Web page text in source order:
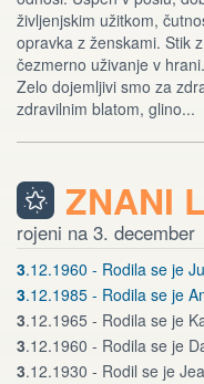
življenjskim užitkom,
opravka z ženskami. Stik
čezmerno uživanje v
Zelo dojemljivi smo za
zdravilnim blatom, glino...
ZNANI
rojeni na 3. december
3.12.1960 - Rodila se je
3.12.1985 - Rodila se je
3.12.1965 - Rodila se je
3.12.1960 - Rodila se je
3.12.1930 - Rodil se je